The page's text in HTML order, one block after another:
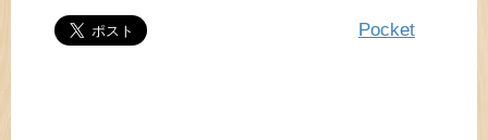
Pocket